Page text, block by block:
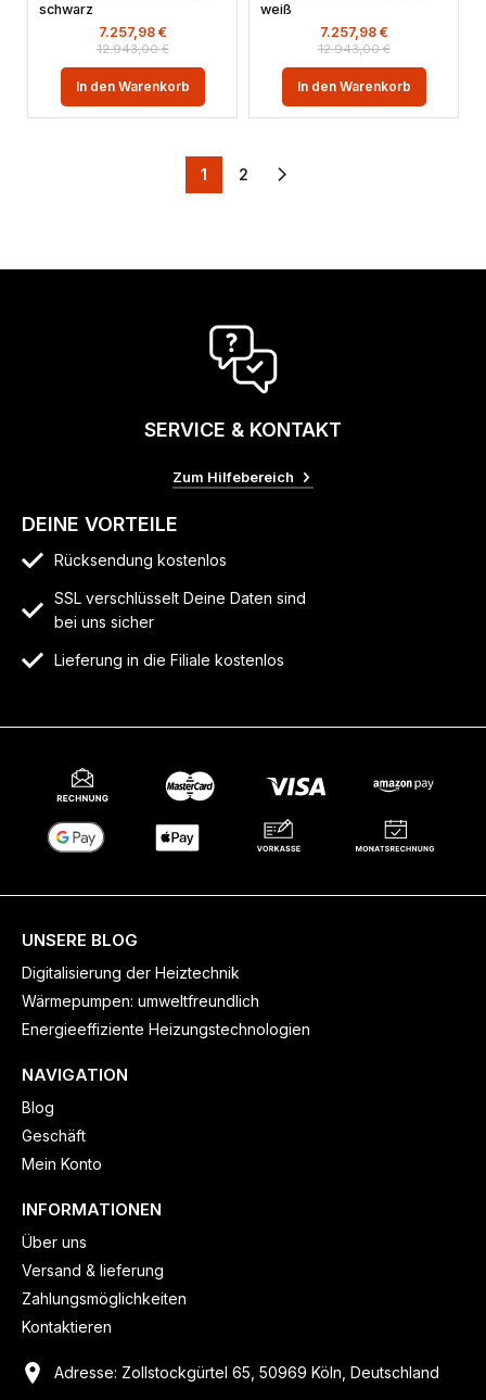
schwarz
12.943,00€
7.257,98 €
In den Warenkorb
weiß
12.943,00€
7.257,98 €
In den Warenkorb
1 2
SERVICE & KONTAKT
Zum Hilfebereich
DEINE VORTEILE
Rücksendung kostenlos
SSL verschlüsselt Deine Daten sind
bei uns sicher
Lieferung in die Filiale kostenlos
UNSERE BLOG
Digitalisierung der Heiztechnik
Wärmepumpen: umweltfreundlich
Energieeffiziente Heizungstechnologien
NAVIGATION
Blog
Geschäft
Mein Konto
INFORMATIONEN
Über uns
Versand & lieferung
Zahlungsmöglichkeiten
Kontaktieren
Adresse: Zollstockgürtel 65, 50969 Köln, Deutschland